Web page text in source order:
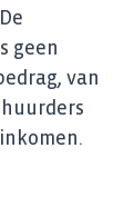
geen
van
huurders